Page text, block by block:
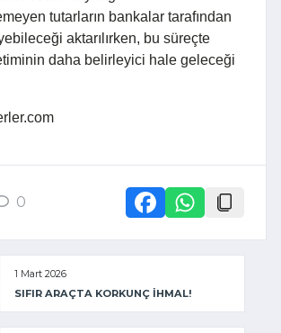
tutarların bankalar tarafından
aktarılırken, bu süreçte
daha belirleyici hale geleceği
0
1 Mart 2026
SIFIR ARAÇTA KORKUNÇ İHMAL!